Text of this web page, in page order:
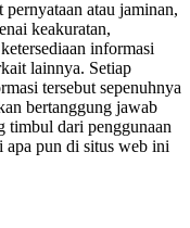
atau jaminan,
keakuratan,
informasi
lainnya. Setiap
tersebut sepenuhnya
bertanggung jawab
timbul dari penggunaan
apa pun di situs web ini